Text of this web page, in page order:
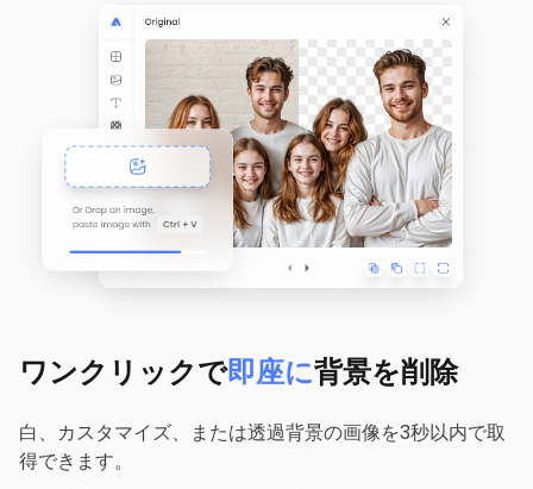
ワンクリックで即座に背景を削除
白、カスタマイズ、または透過背景の画像を3秒以内で取
得できます。